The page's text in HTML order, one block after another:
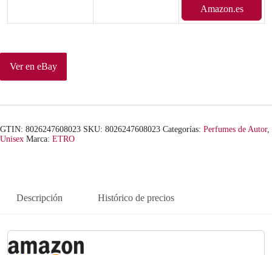
Amazon.es
Ver en eBay
GTIN: 8026247608023 SKU: 8026247608023 Categorías: Perfumes de Autor,
Unisex Marca: ETRO
Descripción Histórico de precios